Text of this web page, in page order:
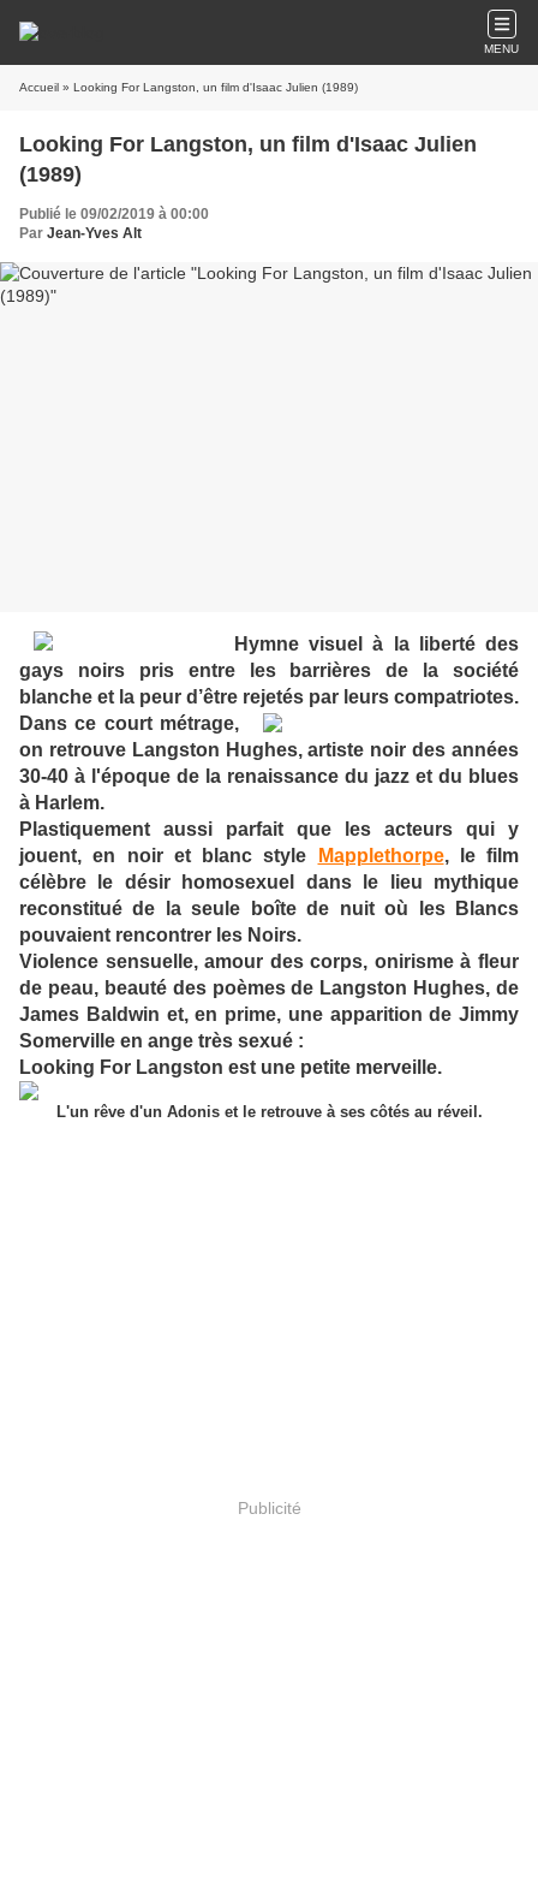
MENU
Accueil » Looking For Langston, un film d'Isaac Julien (1989)
Looking For Langston, un film d'Isaac Julien
(1989)
Publié le 09/02/2019 à 00:00
Par Jean-Yves Alt
Hymne visuel à la liberté des
gays noirs pris entre les barrières de la société
blanche et la peur d’être rejetés par leurs compatriotes.
Dans ce court métrage,
on retrouve Langston Hughes, artiste noir des années
30-40 à l'époque de la renaissance du jazz et du blues
à Harlem.
Plastiquement aussi parfait que les acteurs qui y
jouent, en noir et blanc style
Mapplethorpe, le film
célèbre le désir homosexuel dans le lieu mythique
reconstitué de la seule boîte de nuit où les Blancs
pouvaient rencontrer les Noirs.
Violence sensuelle, amour des corps, onirisme à fleur
de peau, beauté des poèmes de Langston Hughes, de
James Baldwin et, en prime, une apparition de Jimmy
Somerville en ange très sexué :
Looking For Langston est une petite merveille.
L'un rêve d'un Adonis et le retrouve à ses côtés au réveil.
Publicité